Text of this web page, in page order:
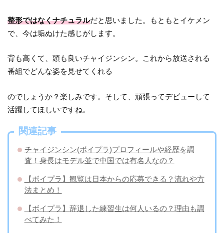
整形ではなくナチュラルだと思いました。もともとイケメン
で、今は垢ぬけた感じがします。
背も高くて、頭も良いチャイジンシン。これから放送される
番組でどんな姿を見せてくれる
のでしょうか？楽しみです。そして、頑張ってデビューして
活躍してほしいですね。
関連記事
チャイジンシン(ボイプラ)プロフィールや経歴を調
査！身長はモデル並で中国では有名人なの？
【ボイプラ】観覧は日本からの応募できる？流れや方
法まとめ！
【ボイプラ】辞退した練習生は何人いるの？理由も調
べてみた！